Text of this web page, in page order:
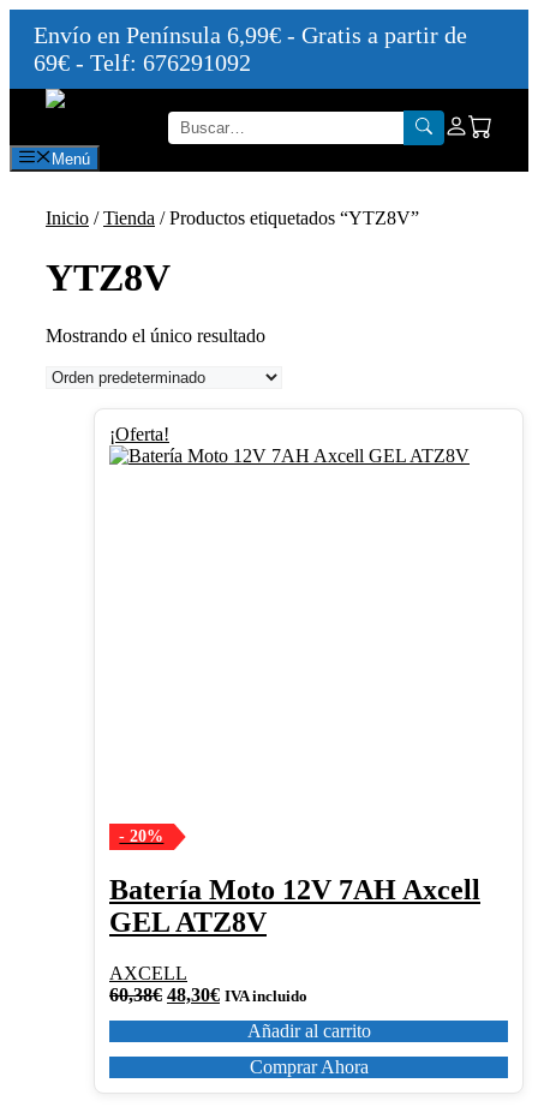
Envío en Península 6,99€ - Gratis a partir de
69€ - Telf: 676291092
Saltar
contenido
Menú
Inicio /Tienda / Productos etiquetados “YTZ8V”
YTZ8V
Mostrando el único resultado
¡Oferta!
- 20%
Batería Moto 12V 7AH Axcell
GEL ATZ8V
AXCELL
60,38€ El
era:
60,38€.
48,30€El
actual
es:
48,30€.
IVA incluido
Añadir al carrito
Comprar Ahora